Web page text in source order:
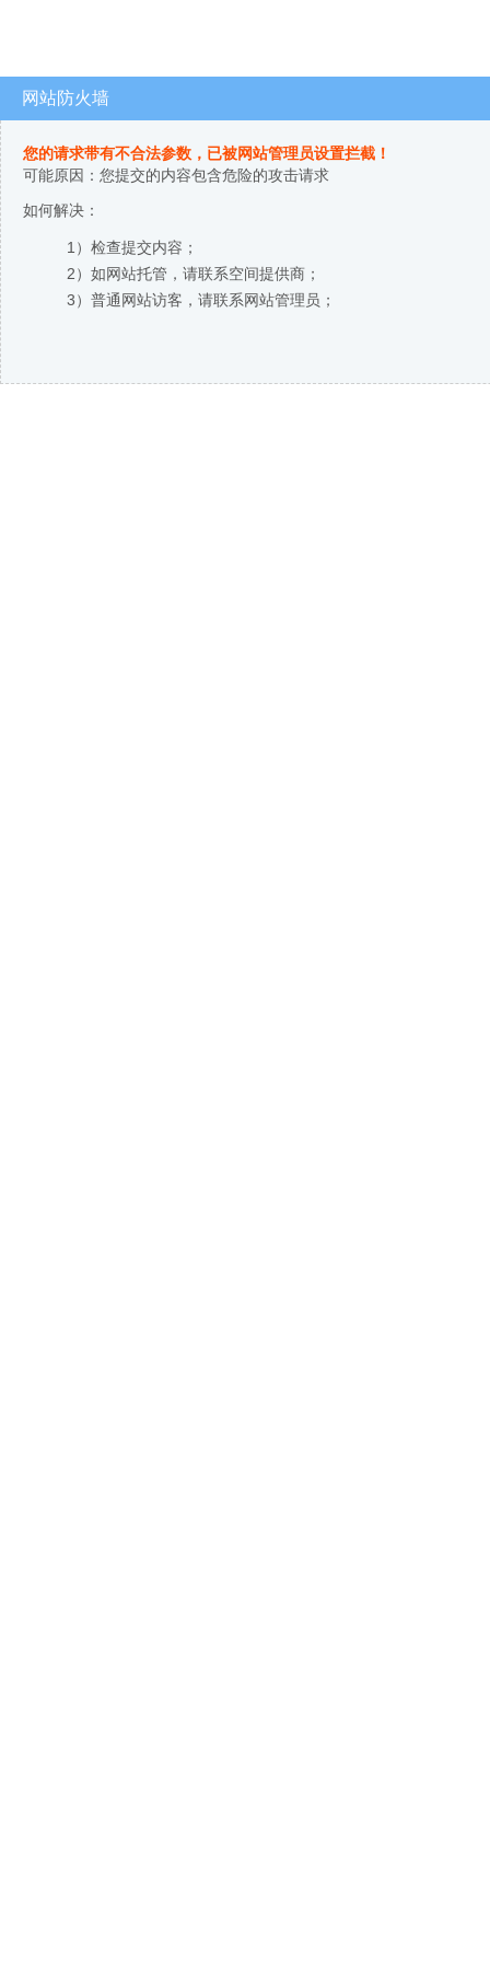
网站防火墙
您的请求带有不合法参数，已被网站管理员设置拦截！
可能原因：您提交的内容包含危险的攻击请求
如何解决：
1）检查提交内容；
2）如网站托管，请联系空间提供商；
3）普通网站访客，请联系网站管理员；